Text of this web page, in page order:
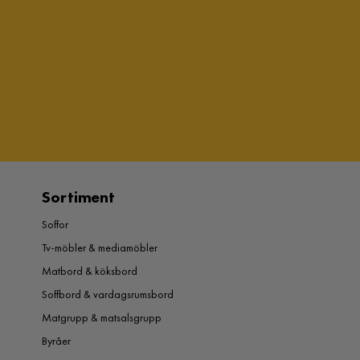
Sortiment
Soffor
Tv-möbler & mediamöbler
Matbord & köksbord
Soffbord & vardagsrumsbord
Matgrupp & matsalsgrupp
Byråer